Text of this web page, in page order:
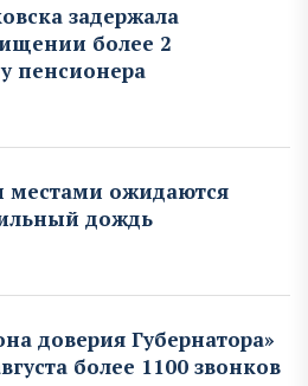
задержала
более 2
пенсионера
местами ожидаются
дождь
доверия Губернатора»
более 1100 звонков